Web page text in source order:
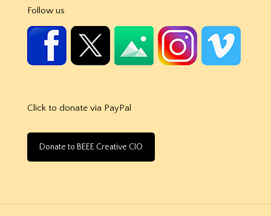
Follow us
Click to donate via PayPal
Donate to BEEE Creative CIO